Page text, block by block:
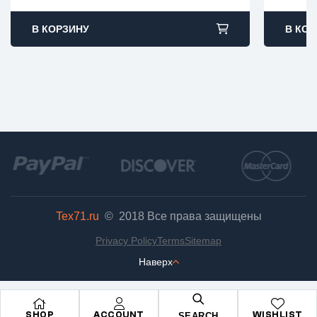
В КОРЗИНУ В
SHOP ACCOUNT WISHLIST
Tex71.ru © 2018 Все права защищены
Наверх
Privacy PolicyTermsSitemap